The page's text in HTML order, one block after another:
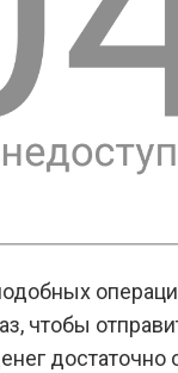
чтобы
достаточно